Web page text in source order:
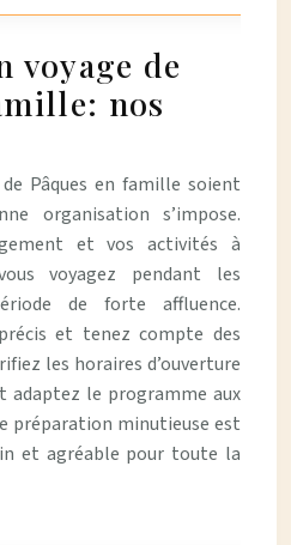
voyage de
nos
Pâques en famille soient
organisation s’impose.
et vos activités à
voyagez pendant les
de forte affluence.
et tenez compte des
les horaires d’ouverture
adaptez le programme aux
préparation minutieuse est
et agréable pour toute la